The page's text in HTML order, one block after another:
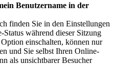
Benutzername in der
finden Sie in den Einstellungen
während dieser Sitzung
einschalten, können nur
und Sie selbst Ihren Online-
als unsichtbarer Besucher